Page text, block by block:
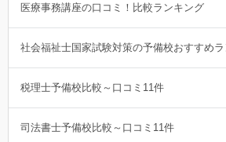
医療事務講座の口コミ！比較ランキング
社会福祉士国家試験対策の予備校おすすめ
税理士予備校比較～口コミ11件
司法書士予備校比較～口コミ11件